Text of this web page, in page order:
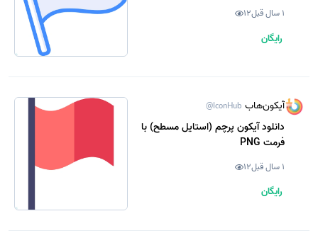
1 سال قبل 12
رایگان
آیکون‌هاب @IconHub
دانلود آیکون پرچم (استایل مسطح) با
فرمت PNG
1 سال قبل 12
رایگان